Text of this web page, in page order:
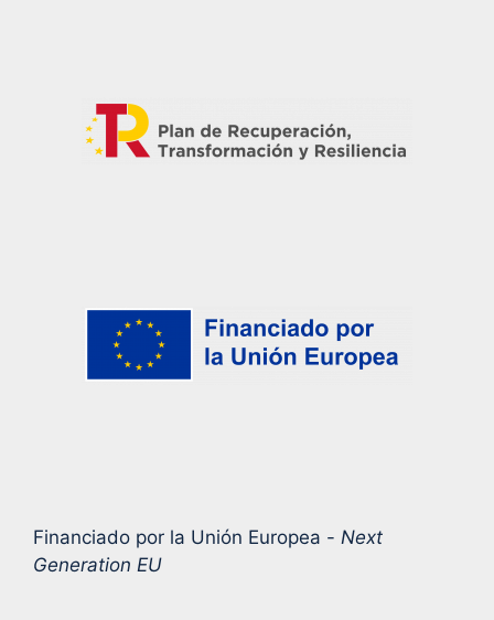
Financiado por la Unión Europea - Next
Generation EU